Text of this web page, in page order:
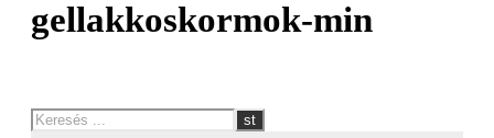
gellakkoskormok-min